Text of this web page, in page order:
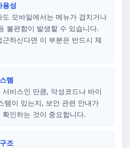
용성
도 모바일에서는 메뉴가 겹치거나
불편함이 발생할 수 있습니다.
하신다면 이 부분은 반드시 체
템
비스인 만큼, 악성코드나 바이
템이 있는지, 보안 관련 안내가
인하는 것이 중요합니다.
조